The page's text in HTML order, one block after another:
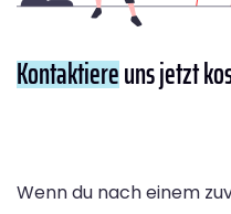
Kontaktiereuns jetzt
Wenn du nach einem